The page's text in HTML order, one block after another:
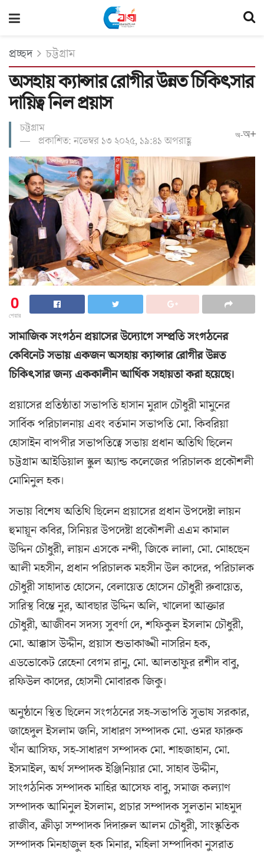
প্রচ্ছদ চট্টগ্রাম
অসহায় ক্যান্সার রোগীর উন্নত চিকিৎসার
দায়িত্ব নিল প্রয়াস
চট্টগ্রাম
প্রকাশিত: নভেম্বর ১৩ ২০২৫, ১৯:৪১ অপরাহ্ণ
অ-অ+
0
শেয়ার
সামাজিক সংগঠন প্রয়াসের উদ্যোগে সম্প্রতি সংগঠনের
কেবিনেট সভায় একজন অসহায় ক্যান্সার রোগীর উন্নত
চিকিৎসার জন্য এককালীন আর্থিক সহায়তা করা হয়েছে।
প্রয়াসের প্রতিষ্ঠাতা সভাপতি হাসান মুরাদ চৌধুরী মামুনের
সার্বিক পরিচালনায় এবং বর্তমান সভাপতি মো. কিবরিয়া
হোসাইন বাপপীর সভাপতিত্বে সভায় প্রধান অতিথি ছিলেন
চট্টগ্রাম আইডিয়াল স্কুল অ্যান্ড কলেজের পরিচালক প্রকৌশলী
মোমিনুল হক।
সভায় বিশেষ অতিথি ছিলেন প্রয়াসের প্রধান উপদেষ্টা লায়ন
হুমায়ূন কবির, সিনিয়র উপদেষ্টা প্রকৌশলী এএম কামাল
উদ্দিন চৌধুরী, লায়ন এসকে নন্দী, জিকে লালা, মো. মোহছেন
আলী মহসীন, প্রধান পরিচালক মহসীন উল কাদের, পরিচালক
চৌধুরী সাহাদাত হোসেন, বেলায়েত হোসেন চৌধুরী রুবায়েত,
সারিস্থ বিন্তে নুর, আবছার উদ্দিন অলি, খালেদা আক্তার
চৌধুরী, আজীবন সদস্য সুবর্ণা দে, শফিকুল ইসলাম চৌধুরী,
মো. আক্কাস উদ্দীন, প্রয়াস শুভাকাঙ্খী নাসরিন হক,
এডভোকেট রেহেনা বেগম রানু, মো. আলতাফুর রশীদ বাবু,
রফিউল কাদের, হোসনী মোবারক জিকু।
অনুষ্ঠানে স্থিত ছিলেন সংগঠনের সহ-সভাপতি সুভাষ সরকার,
জাহেদুল ইসলাম জনি, সাধারণ সম্পাদক মো. ওমর ফারুক
খাঁন আসিফ, সহ-সাধারণ সম্পাদক মো. শাহজাহান, মো.
ইসমাইল, অর্থ সম্পাদক ইঞ্জিনিয়ার মো. সাহাব উদ্দীন,
সাংগঠনিক সম্পাদক মাহির আসেফ বাবু, সমাজ কল্যাণ
সম্পাদক আমিনুল ইসলাম, প্রচার সম্পাদক সুলতান মাহমুদ
রাজীব, ক্রীড়া সম্পাদক দিদারুল আলম চৌধুরী, সাংস্কৃতিক
সম্পাদক মিনহাজুল হক মিনার, মহিলা সম্পাদিকা নুসরাত